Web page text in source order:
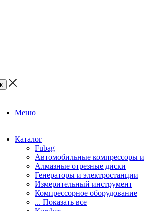
Меню
Каталог
Fubag
Автомобильные компрессоры
Алмазные отрезные диски
Генераторы и электростанции
Измерительный инструмент
Компрессорное оборудование
... Показать все